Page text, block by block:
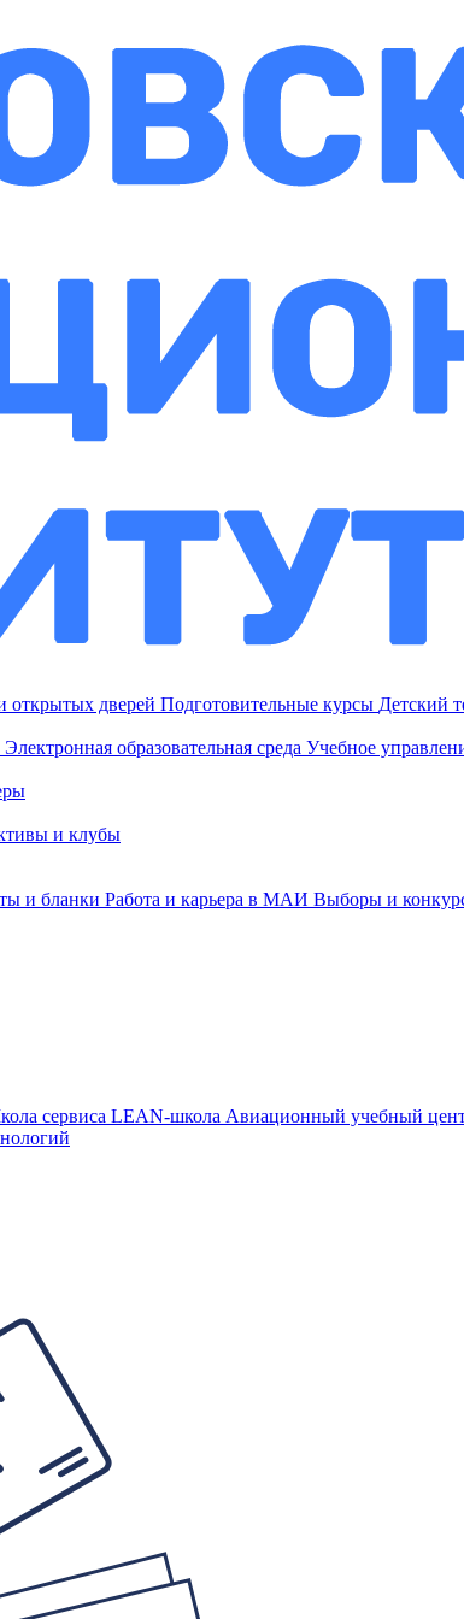
открытых дверей Подготовительные курсы Детский
Электронная образовательная среда Учебное
и клубы
и бланки Работа и карьера в МАИ Выборы и
сервиса LEAN-школа Авиационный учебный